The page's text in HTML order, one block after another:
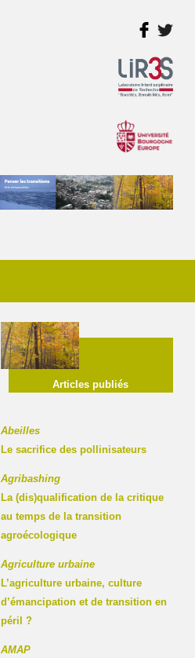
Articles publiés
Abeilles
Le sacrifice des pollinisateurs
Agribashing
La (dis)qualification de la critique
au temps de la transition
agroécologique
Agriculture urbaine
L’agriculture urbaine, culture
d’émancipation et de transition en
péril ?
AMAP